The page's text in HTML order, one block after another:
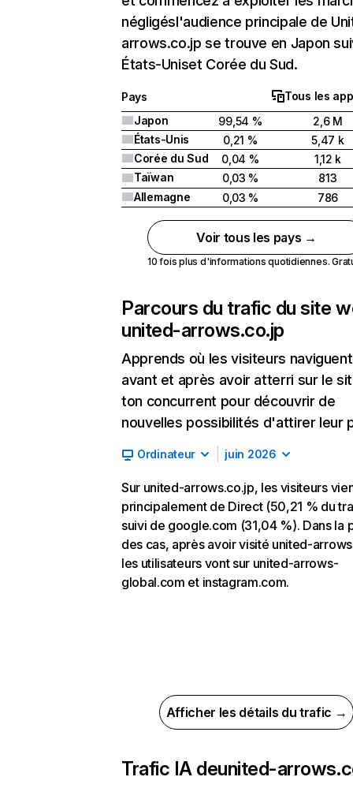
négligésl'audience principale de
arrows.co.jp se trouve en Japon
États-Uniset Corée du Sud.
Pays
Tous les
Japon
99,54 %
2,6 M
États-Unis
0,21 %
5,47 k
Corée du Sud
0,04 %
1,12 k
Taïwan
0,03 %
813
Allemagne
0,03 % 786
Voir tous les pays →
10 fois plus d'informations quotidiennes.
Parcours du trafic du site
united-arrows.co.jp
Apprends où les visiteurs naviguent
avant et après avoir atterri sur le
ton concurrent pour découvrir de
nouvelles possibilités d'attirer leur
Ordinateur juin 2026
Sur united-arrows.co.jp, les visiteurs
principalement de Direct (50,21 % du
suivi de google.com (31,04 %). Dans la
des cas, après avoir visité united-
les utilisateurs vont sur united-arrows-
global.com et instagram.com.
Afficher les détails du trafic →
Trafic IA deunited-